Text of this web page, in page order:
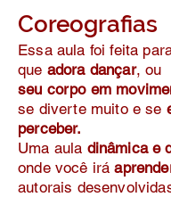
Coreografias
Essa aula foi feita
que adora dançar, ou
seu corpo em
se diverte muito e se
perceber.
Uma aula dinâmica e
onde você irá
autorais